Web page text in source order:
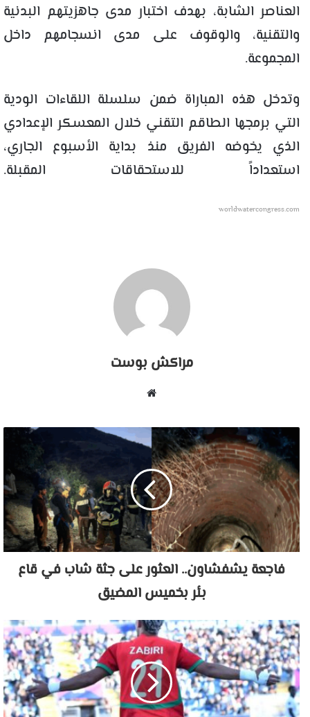
العناصر الشابة، بهدف اختبار مدى جاهزيتهم البدنية
والتقنية، والوقوف على مدى انسجامهم داخل
المجموعة.
وتدخل هذه المباراة ضمن سلسلة اللقاءات الودية
التي برمجها الطاقم التقني خلال المعسكر الإعدادي
الذي يخوضه الفريق منذ بداية الأسبوع الجاري،
استعداداً للاستحقاقات المقبلة.
worldwatercongress.com
مراكش بوست
فاجعة يشفشاون.. العثور على جثة شاب في قاع
بئر بخميس المضيق